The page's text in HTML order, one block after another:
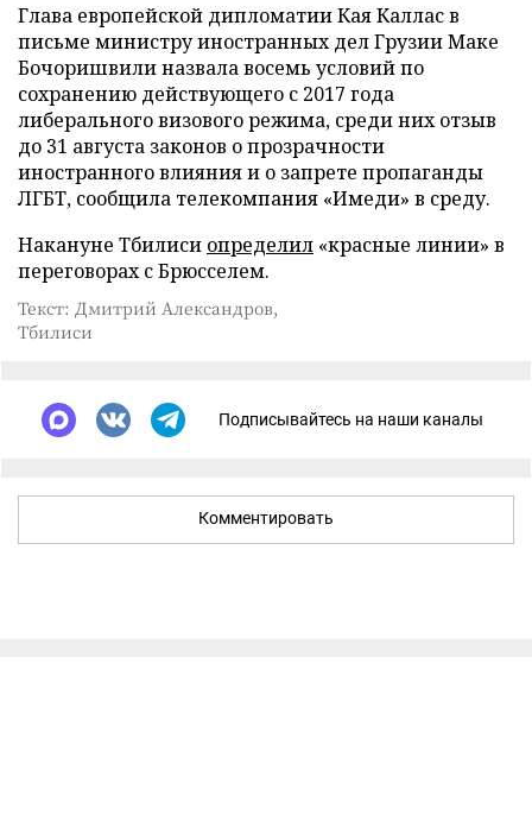
Глава европейской дипломатии Кая Каллас в
письме министру иностранных дел Грузии Маке
Бочоришвили назвала восемь условий по
сохранению действующего с 2017 года
либерального визового режима, среди них отзыв
до 31 августа законов о прозрачности
иностранного влияния и о запрете пропаганды
ЛГБТ, сообщила телекомпания «Имеди» в среду.
Накануне Тбилиси определил «красные линии» в
переговорах с Брюсселем.
Текст: Дмитрий Александров,
Тбилиси
Подписывайтесь на наши каналы
Комментировать